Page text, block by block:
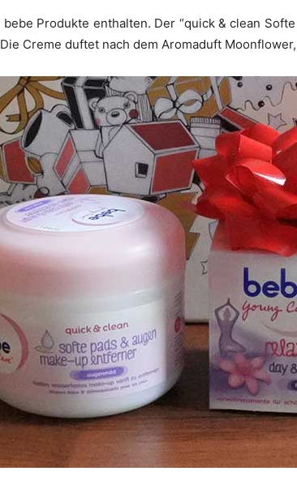
Produkte enthalten. Der “quick & clean
Creme duftet nach dem Aromaduft